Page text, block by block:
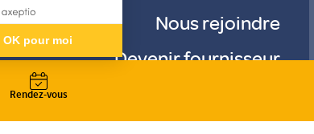
OK pour moi
et de gérer vos paramètres de
Rendez-vous
Nous rejoindre
Devenir fournisseur
-Données personnelles